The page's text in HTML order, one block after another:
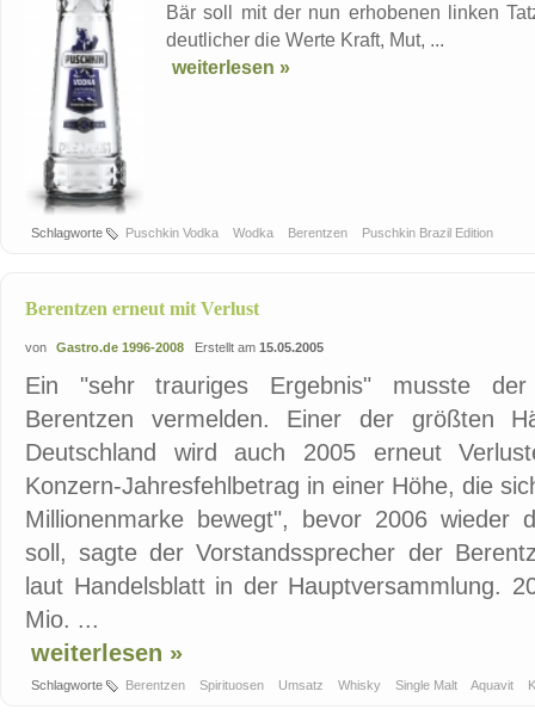
Bär soll mit der nun erhobenen linken
deutlicher die Werte Kraft, Mut, ...
weiterlesen »
Schlagworte Puschkin Vodka Wodka Berentzen Puschkin Brazil Edition
Berentzen erneut mit Verlust
von Gastro.de 1996-2008 Erstellt am 15.05.2005
Ein "sehr trauriges Ergebnis" musste der
Berentzen vermelden. Einer der größten
Deutschland wird auch 2005 erneut
Konzern-Jahresfehlbetrag in einer Höhe, die
Millionenmarke bewegt", bevor 2006 wieder
soll, sagte der Vorstandssprecher der
laut Handelsblatt in der Hauptversammlung.
Mio. ...
weiterlesen »
Schlagworte Berentzen Spirituosen Umsatz Whisky Single Malt Aquavit